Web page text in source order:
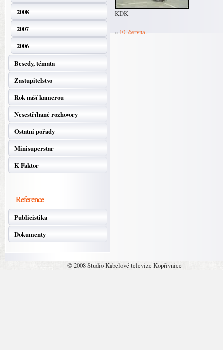
2008
2007
2006
Besedy, témata
Zastupitelstvo
Rok naší kamerou
Nesestříhané rozhovory
Ostatní pořady
Minisuperstar
K Faktor
Reference
Publicistika
Dokumenty
KDK
« 10. června.
© 2008 Studio Kabelové televize Kopřivnice